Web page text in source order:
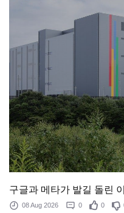
구글과 메타가 발길 돌린
08 Aug 2026 0 0